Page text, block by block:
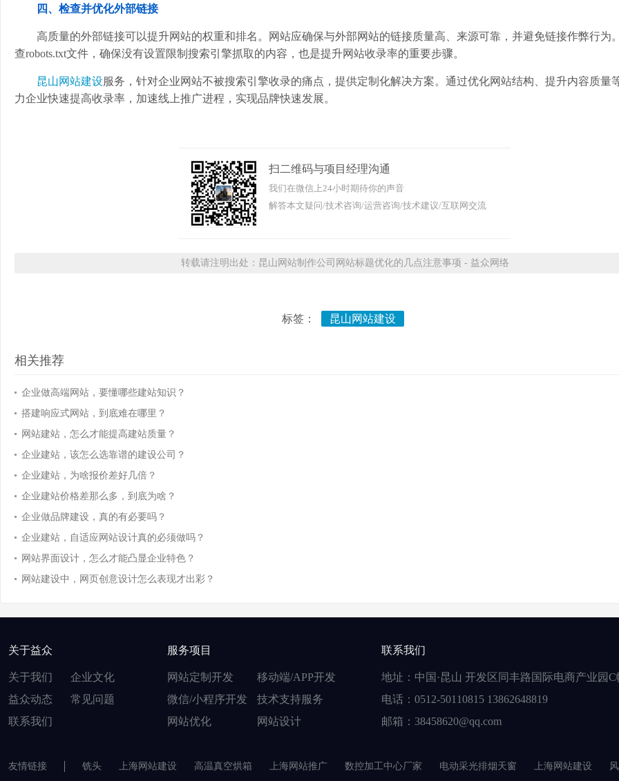
四、检查并优化外部链接
高质量的外部链接可以提升网站的权重和排名。网站应确保与外部网站的链接质量高、来源可靠，并避免链接作弊行为
查robots.txt文件，确保没有设置限制搜索引擎抓取的内容，也是提升网站收录率的重要步骤。
昆山网站建设服务，针对企业网站不被搜索引擎收录的痛点，提供定制化解决方案。通过优化网站结构、提升内容质量
力企业快速提高收录率，加速线上推广进程，实现品牌快速发展。
扫二维码与项目经理沟通
我们在微信上24小时期待你的声音
解答本文疑问/技术咨询/运营咨询/技术建议/互联网交流
转载请注明出处：昆山网站制作公司网站标题优化的几点注意事项 - 益众网络
标签： 昆山网站建设
相关推荐
企业做高端网站，要懂哪些建站知识？
搭建响应式网站，到底难在哪里？
网站建站，怎么才能提高建站质量？
企业建站，该怎么选靠谱的建设公司？
企业建站，为啥报价差好几倍？
企业建站价格差那么多，到底为啥？
企业做品牌建设，真的有必要吗？
企业建站，自适应网站设计真的必须做吗？
网站界面设计，怎么才能凸显企业特色？
网站建设中，网页创意设计怎么表现才出彩？
关于益众
关于我们
企业文化
益众动态
常见问题
联系我们
服务项目
网站定制开发
移动端/APP开发
微信/小程序开发
技术支持服务
网站优化
网站设计
联系我们
地址：中国·昆山 开发区同丰路国际电商产业园C
电话：0512-50110815 13862648819
邮箱：38458620@qq.com
友情链接 铣头 上海网站建设 高温真空烘箱 上海网站推广 数控加工中心厂家 电动采光排烟天窗 上海网站建设